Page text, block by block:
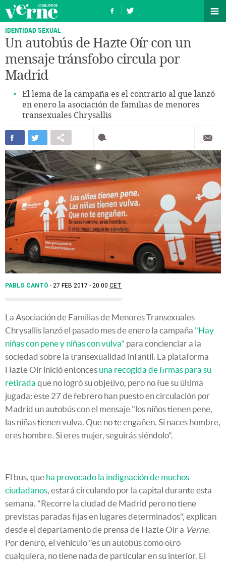
IDENTIDAD SEXUAL
Un autobús de Hazte Oír con un
mensaje tránsfobo circula por
Madrid
El lema de la campaña es el contrario al que lanzó
en enero la asociación de familias de menores
transexuales Chrysallis
PABLO CANTÓ 27 FEB 2017 - 20:00 CET
La Asociación de Familias de Menores Transexuales
Chrysallis lanzó el pasado mes de enero la campaña "Hay
niñas con pene y niñas con vulva" para concienciar a la
sociedad sobre la transexualidad infantil. La plataforma
Hazte Oír inició entonces una recogida de firmas para su
retirada que no logró su objetivo, pero no fue su última
jugada: este 27 de febrero han puesto en circulación por
Madrid un autobús con el mensaje "los niños tienen pene,
las niñas tienen vulva. Que no te engañen. Si naces hombre,
eres hombre. Si eres mujer, seguirás siéndolo".
El bus, que ha provocado la indignación de muchos
ciudadanos, estará circulando por la capital durante esta
semana. "Recorre la ciudad de Madrid pero no tiene
previstas paradas fijas en lugares determinados", explican
desde el departamento de prensa de Hazte Oír a Verne.
Por dentro, el vehículo "es un autobús como otro
cualquiera, no tiene nada de particular en su interior. El